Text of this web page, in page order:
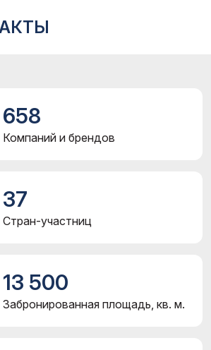
658
Компаний и брендов
37
Стран-участниц
13 500
Забронированная площадь, кв. м.